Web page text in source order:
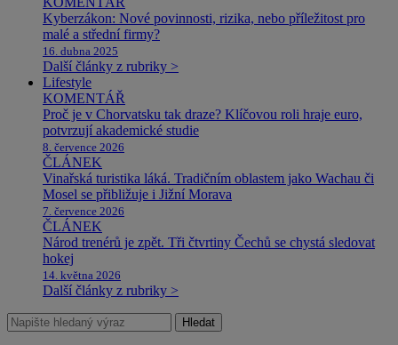
Kyberzákon: Nové povinnosti, rizika, nebo příležitost pro
malé a střední firmy?
16. dubna 2025
Další články z rubriky >
Lifestyle
KOMENTÁŘ
Proč je v Chorvatsku tak draze? Klíčovou roli hraje euro,
potvrzují akademické studie
8. července 2026
ČLÁNEK
Vinařská turistika láká. Tradičním oblastem jako Wachau či
Mosel se přibližuje i Jižní Morava
7. července 2026
ČLÁNEK
Národ trenérů je zpět. Tři čtvrtiny Čechů se chystá sledovat
hokej
14. května 2026
Další články z rubriky >
Hledat